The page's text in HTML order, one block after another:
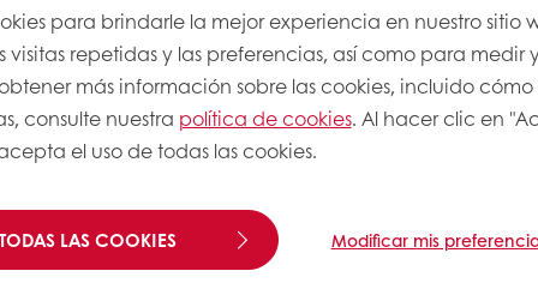
PARA SU NEGOCIO
conlleva desafíos diarios: costos crecientes,
el producto Puratos adecuado en función de
para brindarle la mejor experiencia en nuestro sitio
visitas repetidas y las preferencias, así como para medir
más información sobre las cookies, incluido cómo
consulte nuestra política de cookies. Al hacer clic en
el uso de todas las cookies.
LAS COOKIES Modificar mis